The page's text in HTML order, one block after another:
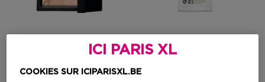
Prisme Libre
Prisme Libre
ICI PARIS XL
COOKIES SUR ICIPARISXL.BE